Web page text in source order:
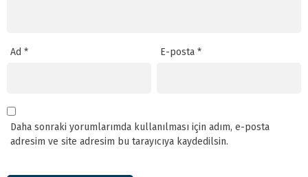
Ad * E-posta*
Daha sonraki yorumlarımda kullanılması için adım, e-posta
adresim ve site adresim bu tarayıcıya kaydedilsin.